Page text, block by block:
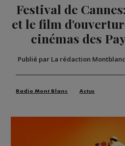
Festival de
et le film
cinémas des
Publié par La rédaction
Radio Mont Blanc Actus